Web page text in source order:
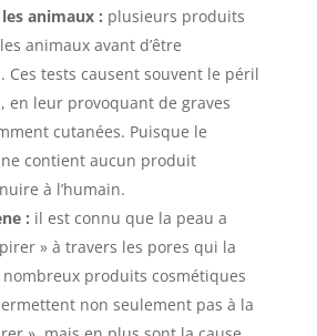
animaux : plusieurs produits
animaux avant d’être
Ces tests causent souvent le péril
en leur provoquant de graves
cutanées. Puisque le
contient aucun produit
à l’humain.
: il est connu que la peau a
» à travers les pores qui la
produits cosmétiques
non seulement pas à la